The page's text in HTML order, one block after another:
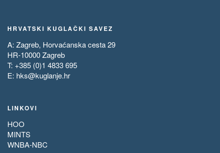
HRVATSKI KUGLAČKI SAVEZ
A: Zagreb, Horvaćanska cesta 29
HR-10000 Zagreb
T: +385 (0)1 4833 695
E: hks@kuglanje.hr
LINKOVI
HOO
MINTS
WNBA-NBC